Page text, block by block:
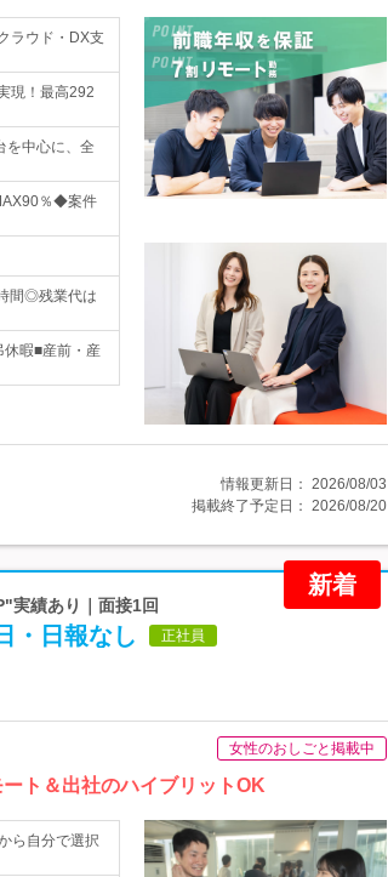
ラウド・DX支
現！最高292
を中心に、全
％◆案件
間◎残業代は
暇■産前・産
情報更新日： 2026/08/03
掲載終了予定日： 2026/08/20
新着
実績あり｜面接1回
・日報なし 正社員
女性のおしごと掲載中
ト＆出社のハイブリットOK
ら自分で選択